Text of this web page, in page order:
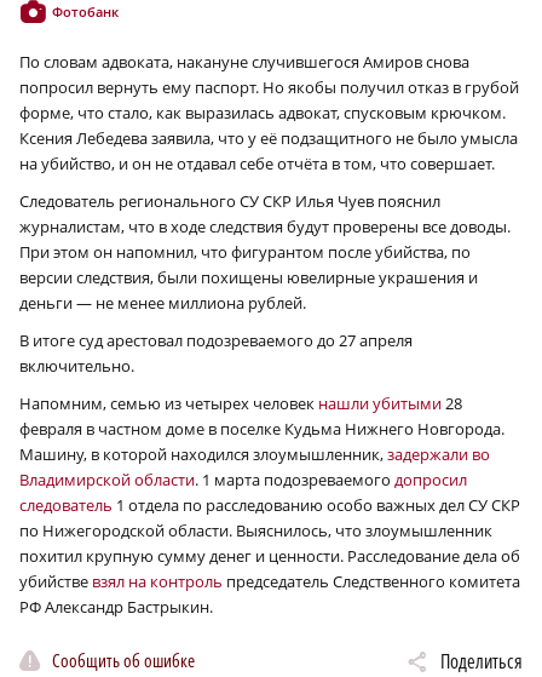
Фотобанк
По словам адвоката, накануне случившегося Амиров снова
попросил вернуть ему паспорт. Но якобы получил отказ в грубой
форме, что стало, как выразилась адвокат, спусковым крючком.
Ксения Лебедева заявила, что у её подзащитного не было умысла
на убийство, и он не отдавал себе отчёта в том, что совершает.
Следователь регионального СУ СКР Илья Чуев пояснил
журналистам, что в ходе следствия будут проверены все доводы.
При этом он напомнил, что фигурантом после убийства, по
версии следствия, были похищены ювелирные украшения и
деньги — не менее миллиона рублей.
В итоге суд арестовал подозреваемого до 27 апреля
включительно.
Напомним, семью из четырех человек нашли убитыми28
февраля в частном доме в поселке Кудьма Нижнего Новгорода.
Машину, в которой находился злоумышленник,задержали во
Владимирской области. 1 марта подозреваемого допросил
следователь 1 отдела по расследованию особо важных дел СУ СКР
по Нижегородской области. Выяснилось, что злоумышленник
похитил крупную сумму денег и ценности. Расследование дела об
убийстве взял на контроль председатель Следственного комитета
РФ Александр Бастрыкин.
Сообщить об ошибке Поделиться